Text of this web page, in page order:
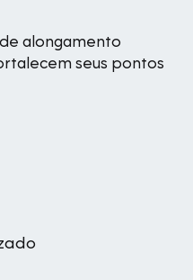
alongamento
seus pontos